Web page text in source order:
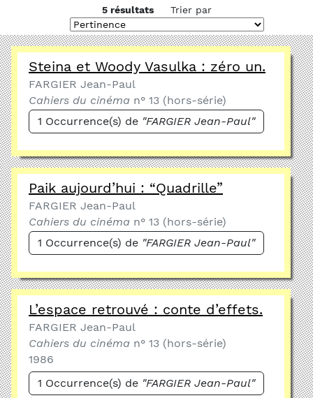
5 résultats Trier par
Steina et Woody Vasulka : zéro un.
FARGIER Jean-Paul
Cahiers du cinéma n° 13 (hors-série)
1 Occurrence(s) de "FARGIER Jean-Paul"
Paik aujourd’hui : “Quadrille”
FARGIER Jean-Paul
Cahiers du cinéma n° 13 (hors-série)
1 Occurrence(s) de "FARGIER Jean-Paul"
L’espace retrouvé : conte d’effets.
FARGIER Jean-Paul
Cahiers du cinéma n° 13 (hors-série)
1986
1 Occurrence(s) de "FARGIER Jean-Paul"